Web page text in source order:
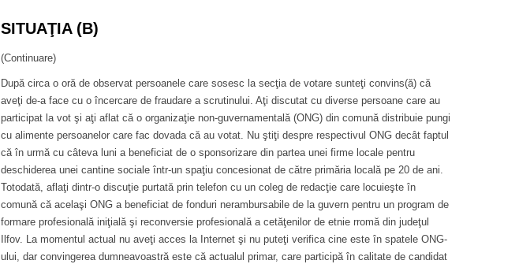
SITUAŢIA (B)
(Continuare)
După circa o oră de observat persoanele care sosesc la secţia de votare sunteţi convins(ă) că
aveţi de-a face cu o încercare de fraudare a scrutinului. Aţi discutat cu diverse persoane care au
participat la vot şi aţi aflat că o organizaţie non-guvernamentală (ONG) din comună distribuie pungi
cu alimente persoanelor care fac dovada că au votat. Nu ştiţi despre respectivul ONG decât faptul
că în urmă cu câteva luni a beneficiat de o sponsorizare din partea unei firme locale pentru
deschiderea unei cantine sociale într-un spaţiu concesionat de către primăria locală pe 20 de ani.
Totodată, aflaţi dintr-o discuţie purtată prin telefon cu un coleg de redacţie care locuieşte în
comună că acelaşi ONG a beneficiat de fonduri nerambursabile de la guvern pentru un program de
formare profesională iniţială şi reconversie profesională a cetăţenilor de etnie rromă din judeţul
Ilfov. La momentul actual nu aveţi acces la Internet şi nu puteţi verifica cine este în spatele ONG-
ului, dar convingerea dumneavoastră este că actualul primar, care participă în calitate de candidat